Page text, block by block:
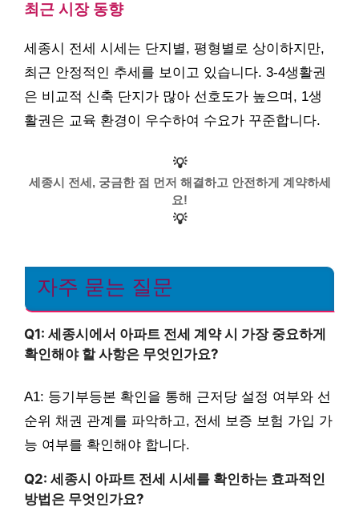
최근 시장 동향
세종시 전세 시세는 단지별, 평형별로 상이하지만,
최근 안정적인 추세를 보이고 있습니다. 3-4생활권
은 비교적 신축 단지가 많아 선호도가 높으며, 1생
활권은 교육 환경이 우수하여 수요가 꾸준합니다.
💡
세종시 전세, 궁금한 점 먼저 해결하고 안전하게 계약하세
요!
💡
자주 묻는 질문
Q1: 세종시에서 아파트 전세 계약 시 가장 중요하게
확인해야 할 사항은 무엇인가요?
A1: 등기부등본 확인을 통해 근저당 설정 여부와 선
순위 채권 관계를 파악하고, 전세 보증 보험 가입 가
능 여부를 확인해야 합니다.
Q2: 세종시 아파트 전세 시세를 확인하는 효과적인
방법은 무엇인가요?